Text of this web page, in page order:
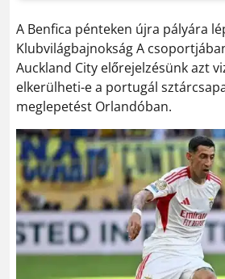
A Benfica pénteken újra pályára
Klubvilágbajnokság A
Auckland City előrejelzésünk azt
elkerülheti-e a portugál
meglepetést Orlandóban.